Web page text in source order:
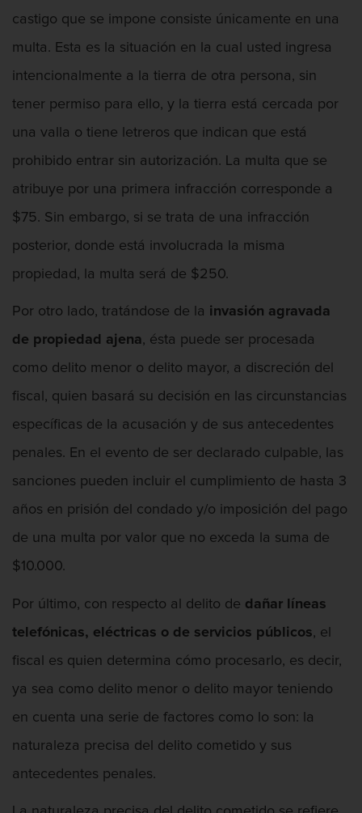
castigo que se impone consiste únicamente en una
multa. Esta es la situación en la cual usted ingresa
intencionalmente a la tierra de otra persona, sin
tener permiso para ello, y la tierra está cercada por
una valla o tiene letreros que indican que está
prohibido entrar sin autorización. La multa que se
atribuye por una primera infracción corresponde a
$75. Sin embargo, si se trata de una infracción
posterior, donde está involucrada la misma
propiedad, la multa será de $250.
Por otro lado, tratándose de la invasión agravada
de propiedad ajena, ésta puede ser procesada
como delito menor o delito mayor, a discreción del
fiscal, quien basará su decisión en las circunstancias
específicas de la acusación y de sus antecedentes
penales. En el evento de ser declarado culpable, las
sanciones pueden incluir el cumplimiento de hasta 3
años en prisión del condado y/o imposición del pago
de una multa por valor que no exceda la suma de
$10.000.
Por último, con respecto al delito de dañar
líneas
telefónicas, eléctricas o de servicios públicos, el
fiscal es quien determina cómo procesarlo, es decir,
ya sea como delito menor o delito mayor teniendo
en cuenta una serie de factores como lo son: la
naturaleza precisa del delito cometido y sus
antecedentes penales.